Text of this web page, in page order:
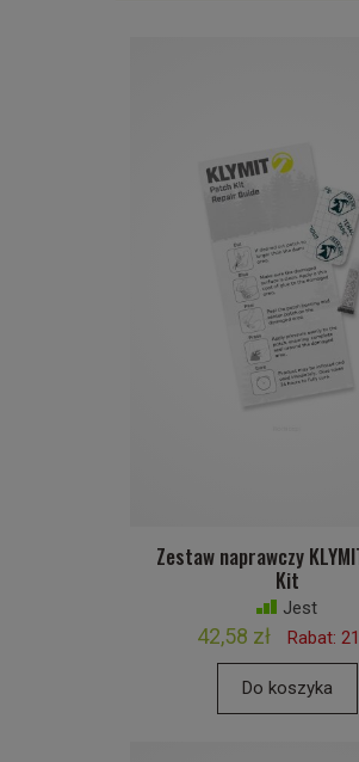
Zestaw naprawczy
Kit
Jest
42,58 zł Rabat:
Do koszyka